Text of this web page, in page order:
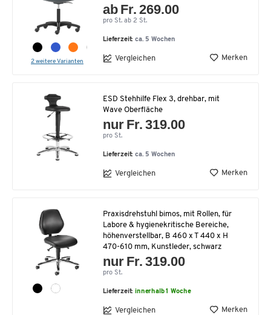
2 weitere Varianten
ab Fr. 269.00
pro St. ab 2 St.
Lieferzeit:ca. 5 Wochen
Vergleichen Merken
ESD Stehhilfe Flex 3, drehbar, mit
Wave Oberfläche
nur Fr. 319.00
pro St.
Lieferzeit:ca. 5 Wochen
Vergleichen Merken
Praxisdrehstuhl bimos, mit Rollen, für
Labore & hygienekritische Bereiche,
höhenverstellbar, B 460 x T 440 x H
470-610 mm, Kunstleder, schwarz
nur Fr. 319.00
pro St.
Lieferzeit:innerhalb 1 Woche
Vergleichen Merken